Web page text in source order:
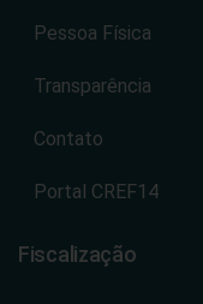
Pessoa Física
Transparência
Contato
Portal CREF14
Fiscalização